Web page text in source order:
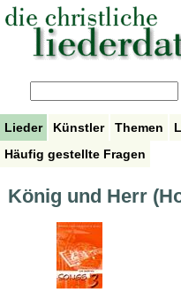
Lieder Künstler Themen
Häufig gestellte Fragen
König und Herr